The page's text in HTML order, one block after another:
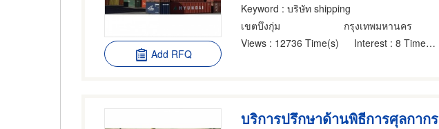
Add RFQ
Keyword : บริษัท shipping
เขตบึงกุ่ม
กรุงเทพมหานคร
Views : 12736 Time(s) Interest : 8 Time(s)
บริการปรึกษาด้านพิธีการศุลกากร